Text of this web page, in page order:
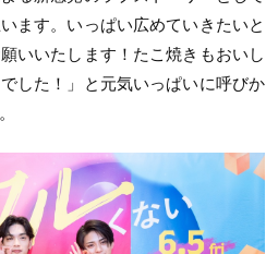
ます。いっぱい広めていきたいと
いいたします！たこ焼きもおいし
した！」と元気いっぱいに呼びか